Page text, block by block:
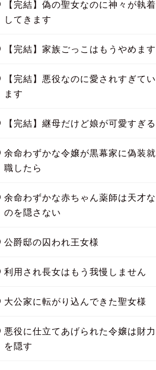
【完結】偽の聖女なのに神々が執着
してきます
【完結】家族ごっこはもうやめます
【完結】悪役なのに愛されすぎてい
ます
【完結】継母だけど娘が可愛すぎる
余命わずかな令嬢が黒幕家に偽装就
職したら
余命わずかな赤ちゃん薬師は天才な
のを隠さない
公爵邸の囚われ王女様
利用され長女はもう我慢しません
大公家に転がり込んできた聖女様
悪役に仕立てあげられた令嬢は財力
を隠す